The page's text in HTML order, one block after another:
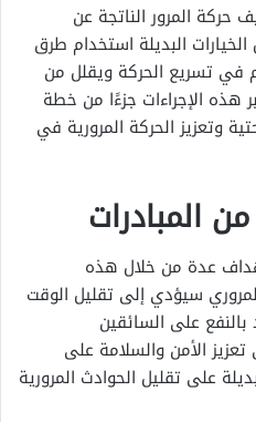
المرور الناتجة عن
البديلة استخدام طرق
في تسريع الحركة ويقلل من
هذه الإجراءات جزءًا من خطة
وتعزيز الحركة المرورية في
المبادرات
عدة من خلال هذه
المروري سيؤدي إلى تقليل الوقت
على السائقين
الأمن والسلامة على
على تقليل الحوادث المرورية